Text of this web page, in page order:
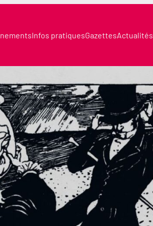
Infos pratiquesGazettesActualités